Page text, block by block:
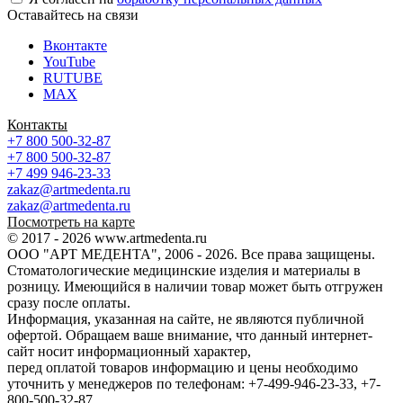
Оставайтесь на связи
Вконтакте
YouTube
RUTUBE
MAX
Контакты
+7 800 500-32-87
+7 800 500-32-87
+7 499 946-23-33
zakaz@artmedenta.ru
zakaz@artmedenta.ru
Посмотреть на карте
© 2017 - 2026 www.artmedenta.ru
ООО "АРТ МЕДЕНТА", 2006 - 2026. Все права защищены.
Стоматологические медицинские изделия и материалы в
розницу. Имеющийся в наличии товар может быть отгружен
сразу после оплаты.
Информация, указанная на сайте, не являются публичной
офертой. Обращаем ваше внимание, что данный интернет-
сайт носит информационный характер,
перед оплатой товаров информацию и цены необходимо
уточнить у менеджеров по телефонам: +7-499-946-23-33, +7-
800-500-32-87